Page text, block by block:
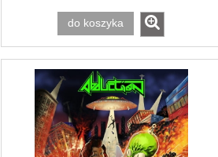
HORRORSCOPE - Wrong Side Of
The Road
do koszyka